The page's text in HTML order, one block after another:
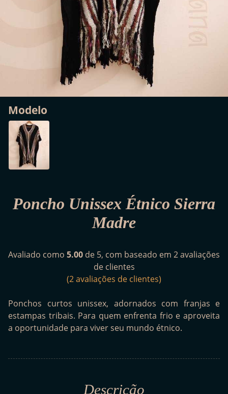
Modelo
Poncho Unissex Étnico Sierra
Madre
Avaliado como 5.00 de 5, com baseado em 2avaliações
de clientes
(2avaliações de clientes)
Ponchos curtos unissex, adornados com franjas e
estampas tribais. Para quem enfrenta frio e aproveita
a oportunidade para viver seu mundo étnico.
Descrição